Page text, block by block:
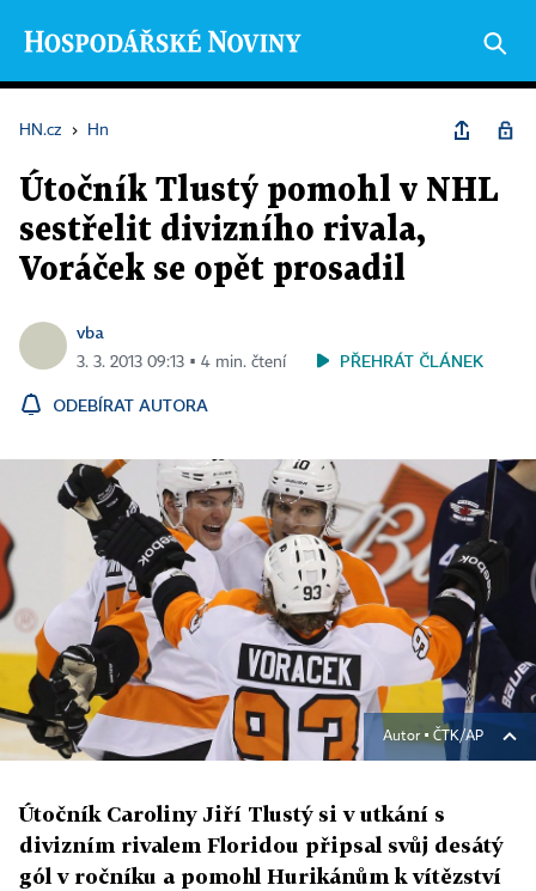
HN.cz › Hn
Útočník Tlustý pomohl v NHL
sestřelit divizního rivala,
Voráček se opět prosadil
vba
3. 3. 2013 09:13 ▪ 4 min. čtení PŘEHRÁT ČLÁNEK
ODEBÍRAT AUTORA
Autor ▪ ČTK/AP
Útočník Caroliny Jiří Tlustý si v utkání s
divizním rivalem Floridou připsal svůj desátý
gól v ročníku a pomohl Hurikánům k vítězství